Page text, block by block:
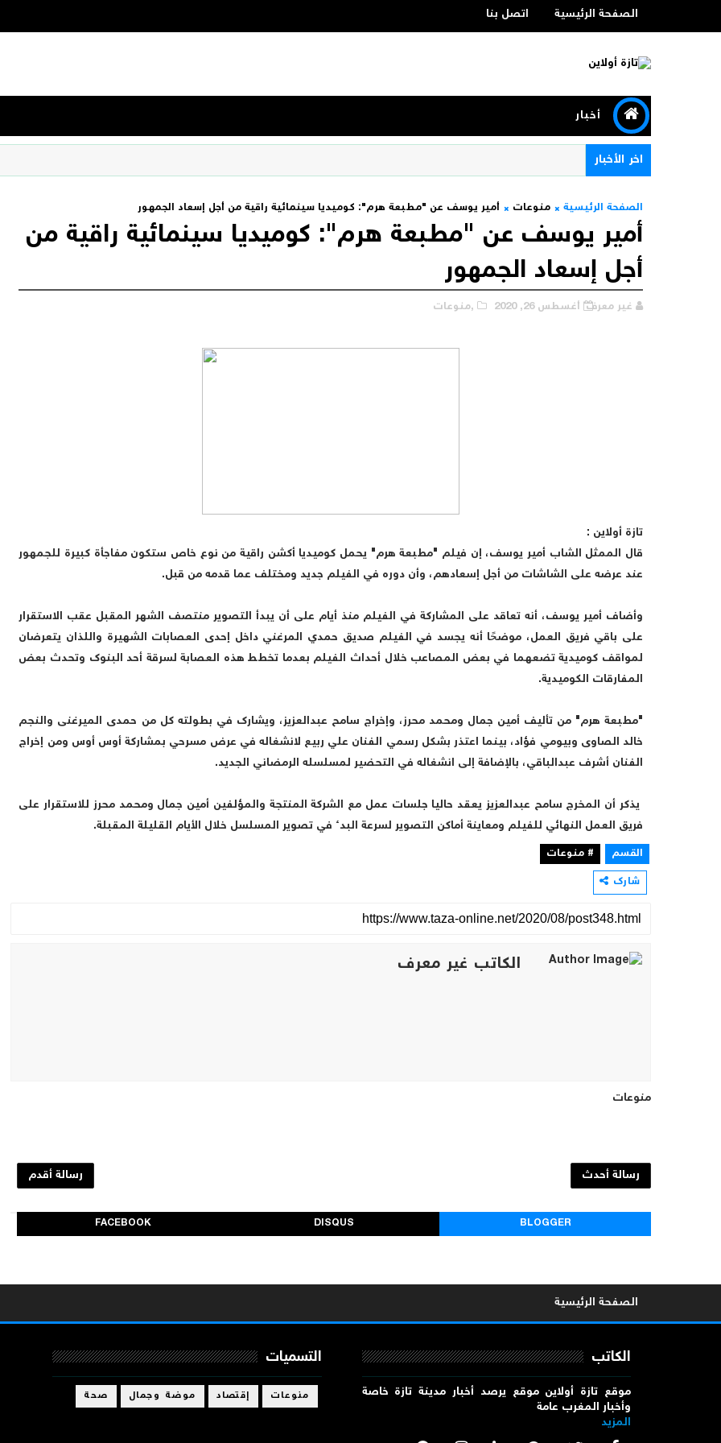
الصفحة الرئيسية اتصل بنا
أخبار
اخر الأخبار
الصفحة الرئيسية منوعات أمير يوسف عن "مطبعة هرم": كوميديا سينمائية راقية من أجل إسعاد الجمهور
أمير يوسف عن "مطبعة هرم": كوميديا سينمائية راقية من
أجل إسعاد الجمهور
غير معرف أغسطس 26, 2020 ,منوعات
تازة أولاين :
قال الممثل الشاب أمير يوسف، إن فيلم "مطبعة هرم" يحمل كوميديا أكشن راقية من نوع خاص ستكون مفاجأة كبيرة للجمهور
عند عرضه على الشاشات من أجل إسعادهم، وأن دوره في الفيلم جديد ومختلف عما قدمه من قبل.
وأضاف أمير يوسف، أنه تعاقد على المشاركة في الفيلم منذ أيام على أن يبدأ التصوير منتصف الشهر المقبل عقب الاستقرار
على باقي فريق العمل، موضحًا أنه يجسد في الفيلم صديق حمدي المرغني داخل إحدى العصابات الشهيرة واللذان يتعرضان
لمواقف كوميدية تضعهما في بعض المصاعب خلال أحداث الفيلم بعدما تخطط هذه العصابة لسرقة أحد البنوك وتحدث بعض
المفارقات الكوميدية.
"مطبعة هرم" من تأليف أمين جمال ومحمد محرز، وإخراج سامح عبدالعزيز، ويشارك في بطولته كل من حمدى الميرغنى والنجم
خالد الصاوى وبيومي فؤاد، بينما اعتذر بشكل رسمي الفنان علي ربيع لانشغاله في عرض مسرحي بمشاركة أوس أوس ومن إخراج
الفنان أشرف عبدالباقي، بالإضافة إلى انشغاله في التحضير لمسلسله الرمضاني الجديد.
يذكر أن المخرج سامح عبدالعزيز يعقد حاليا جلسات عمل مع الشركة المنتجة والمؤلفين أمين جمال ومحمد محرز للاستقرار على
فريق العمل النهائي للفيلم ومعاينة أماكن التصوير لسرعة البدء في تصوير المسلسل خلال الأيام القليلة المقبلة.
القسم
# منوعات
شارك
الكاتب غير معرف
منوعات
رسالة أحدث رسالة أقدم
BLOGGER
DISQUS
FACEBOOK
الصفحة الرئيسية
الكاتب
موقع تازة أولاين موقع يرصد أخبار مدينة تازة خاصة
وأخبار المغرب عامة
المزيد
التسميات
منوعات إقتصاد موضة وجمال صحة